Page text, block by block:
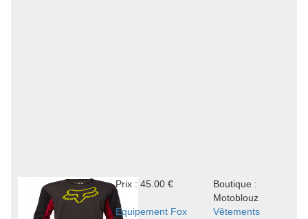
Prix : 45.00 €
Boutique :
Motoblouz
Equipement Fox
Vêtements